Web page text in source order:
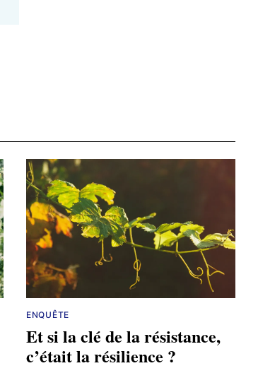
ENQUÊTE
Et si la clé de la résistance,
c’était la résilience ?